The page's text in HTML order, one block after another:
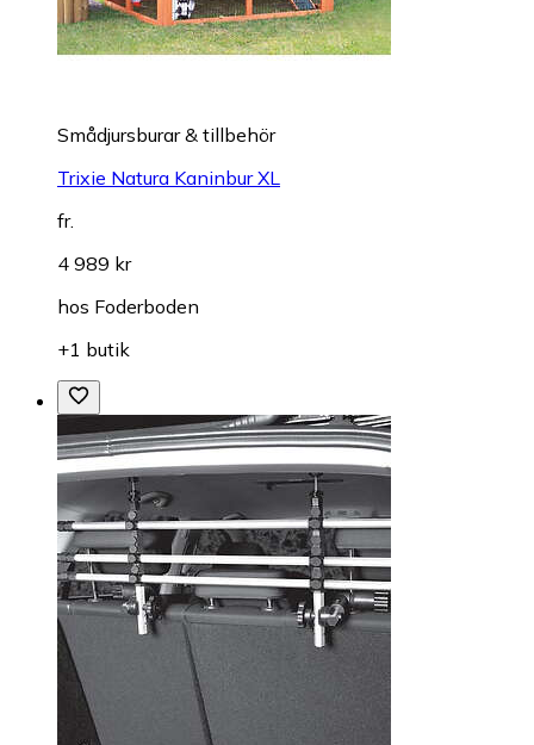
Smådjursburar & tillbehör
Trixie Natura Kaninbur XL
fr.
4 989 kr
hos Foderboden
+1 butik